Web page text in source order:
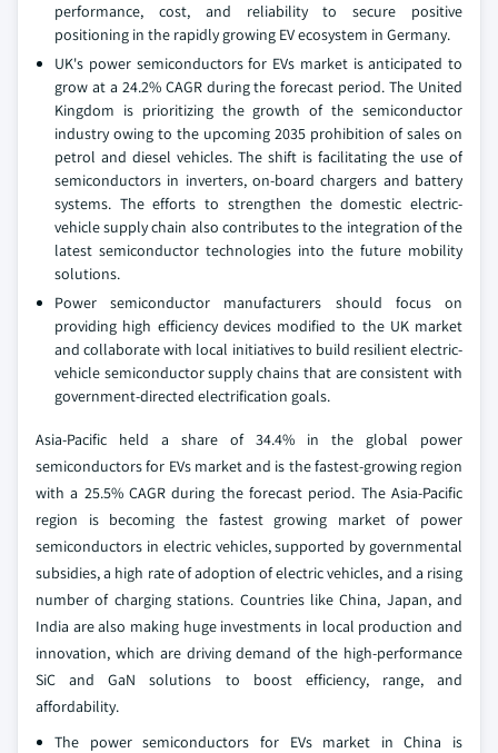
performance, cost, and reliability to secure positive
positioning in the rapidly growing EV ecosystem in Germany.
UK's power semiconductors for EVs market is anticipated to
grow at a 24.2% CAGR during the forecast period. The United
Kingdom is prioritizing the growth of the semiconductor
industry owing to the upcoming 2035 prohibition of sales on
petrol and diesel vehicles. The shift is facilitating the use of
semiconductors in inverters, on-board chargers and battery
systems. The efforts to strengthen the domestic electric-
vehicle supply chain also contributes to the integration of the
latest semiconductor technologies into the future mobility
solutions.
Power semiconductor manufacturers should focus on
providing high efficiency devices modified to the UK market
and collaborate with local initiatives to build resilient electric-
vehicle semiconductor supply chains that are consistent with
government-directed electrification goals.
Asia-Pacific held a share of 34.4% in the global power
semiconductors for EVs market and is the fastest-growing region
with a 25.5% CAGR during the forecast period. The Asia-Pacific
region is becoming the fastest growing market of power
semiconductors in electric vehicles, supported by governmental
subsidies, a high rate of adoption of electric vehicles, and a rising
number of charging stations. Countries like China, Japan, and
India are also making huge investments in local production and
innovation, which are driving demand of the high-performance
SiC and GaN solutions to boost efficiency, range, and
affordability.
The power semiconductors for EVs market in China is